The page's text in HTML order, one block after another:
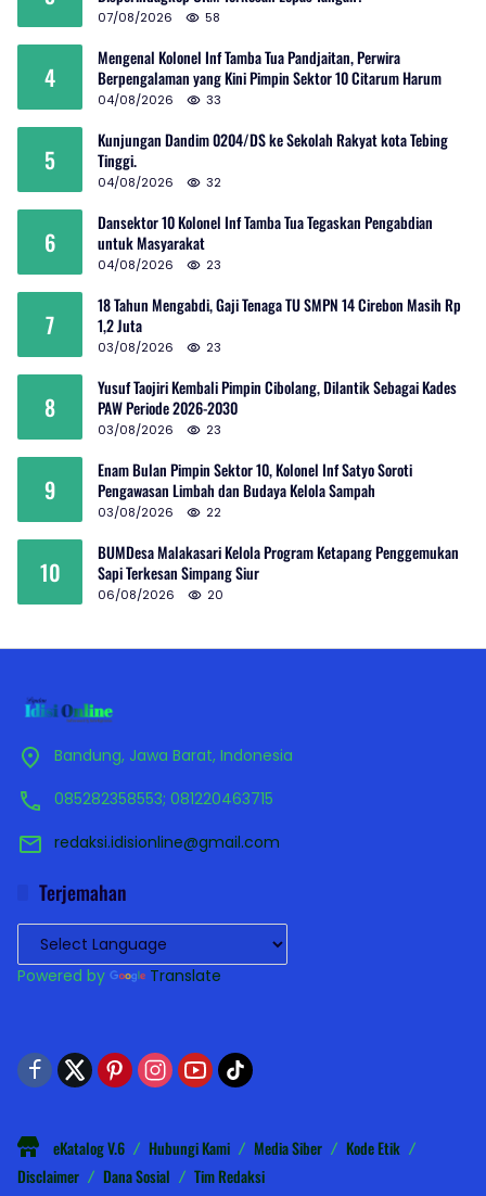
07/08/2026 58
4
Mengenal Kolonel Inf Tamba Tua Pandjaitan, Perwira
Berpengalaman yang Kini Pimpin Sektor 10 Citarum Harum
04/08/2026 33
5
Kunjungan Dandim 0204/DS ke Sekolah Rakyat kota Tebing
Tinggi.
04/08/2026 32
6
Dansektor 10 Kolonel Inf Tamba Tua Tegaskan Pengabdian
untuk Masyarakat
04/08/2026 23
7
18 Tahun Mengabdi, Gaji Tenaga TU SMPN 14 Cirebon Masih Rp
1,2 Juta
03/08/2026 23
8
Yusuf Taojiri Kembali Pimpin Cibolang, Dilantik Sebagai Kades
PAW Periode 2026-2030
03/08/2026 23
9
Enam Bulan Pimpin Sektor 10, Kolonel Inf Satyo Soroti
Pengawasan Limbah dan Budaya Kelola Sampah
03/08/2026 22
10
BUMDesa Malakasari Kelola Program Ketapang Penggemukan
Sapi Terkesan Simpang Siur
06/08/2026 20
Bandung, Jawa Barat, Indonesia
085282358553; 081220463715
redaksi.idisionline@gmail.com
Terjemahan
Powered by Translate
eKatalog V.6 Hubungi Kami Media Siber
Kode Etik
Disclaimer
Dana Sosial Tim Redaksi